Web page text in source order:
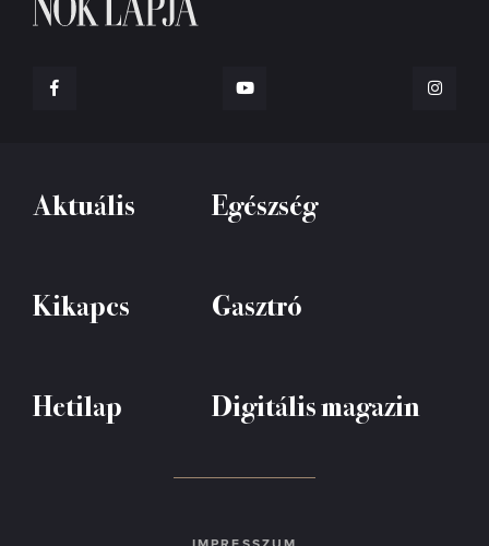
Aktuális Egészség
Kikapcs Gasztró
Hetilap Digitális magazin